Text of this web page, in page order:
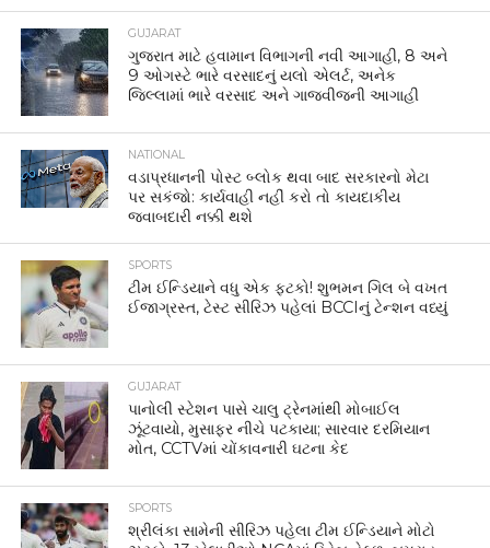
GUJARAT
ગુજરાત માટે હવામાન વિભાગની નવી આગાહી, 8 અને
9 ઓગસ્ટે ભારે વરસાદનું યલો એલર્ટ, અનેક
જિલ્લામાં ભારે વરસાદ અને ગાજવીજની આગાહી
NATIONAL
વડાપ્રધાનની પોસ્ટ બ્લોક થવા બાદ સરકારનો મેટા
પર સકંજો: કાર્યવાહી નહીં કરો તો કાયદાકીય
જવાબદારી નક્કી થશે
SPORTS
ટીમ ઈન્ડિયાને વધુ એક ફટકો! શુભમન ગિલ બે વખત
ઈજાગ્રસ્ત, ટેસ્ટ સીરિઝ પહેલાં BCCIનું ટેન્શન વધ્યું
GUJARAT
પાનોલી સ્ટેશન પાસે ચાલુ ટ્રેનમાંથી મોબાઈલ
ઝૂંટવાયો, મુસાફર નીચે પટકાયા; સારવાર દરમિયાન
મોત, CCTVમાં ચોંકાવનારી ઘટના કેદ
SPORTS
શ્રીલંકા સામેની સીરિઝ પહેલા ટીમ ઈન્ડિયાને મોટો